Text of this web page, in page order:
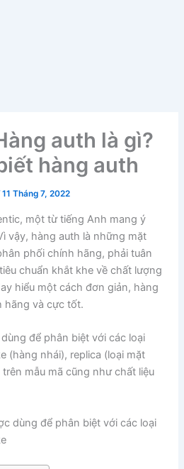
auth là gì?
hàng auth
11 Tháng 7, 2022
một từ tiếng Anh mang ý
vậy, hàng auth là những mặt
phối chính hãng, phải tuân
chuẩn khắt khe về chất lượng
hiểu một cách đơn giản, hàng
hãng và cực tốt.
để phân biệt với các loại
(hàng nhái), replica (loại mặt
mẫu mã cũng như chất liệu